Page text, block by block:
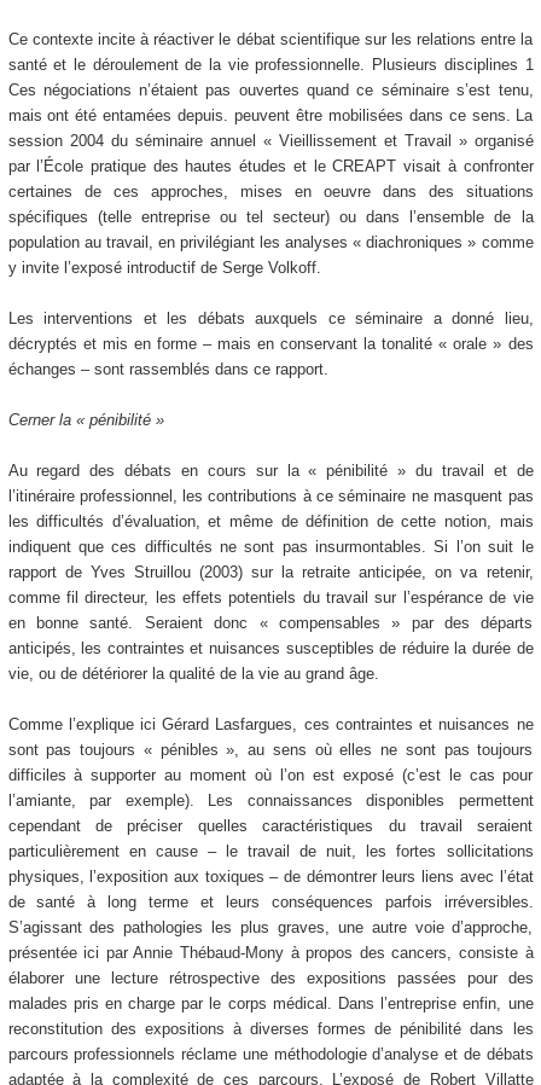
Ce contexte incite à réactiver le débat scientifique sur les relations entre la
santé et le déroulement de la vie professionnelle. Plusieurs disciplines 1
Ces négociations n’étaient pas ouvertes quand ce séminaire s’est tenu,
mais ont été entamées depuis. peuvent être mobilisées dans ce sens. La
session 2004 du séminaire annuel « Vieillissement et Travail » organisé
par l’École pratique des hautes études et le CREAPT visait à confronter
certaines de ces approches, mises en oeuvre dans des situations
spécifiques (telle entreprise ou tel secteur) ou dans l’ensemble de la
population au travail, en privilégiant les analyses « diachroniques » comme
y invite l’exposé introductif de Serge Volkoff.
Les interventions et les débats auxquels ce séminaire a donné lieu,
décryptés et mis en forme – mais en conservant la tonalité « orale » des
échanges – sont rassemblés dans ce rapport.
Cerner la « pénibilité »
Au regard des débats en cours sur la « pénibilité » du travail et de
l’itinéraire professionnel, les contributions à ce séminaire ne masquent pas
les difficultés d’évaluation, et même de définition de cette notion, mais
indiquent que ces difficultés ne sont pas insurmontables. Si l’on suit le
rapport de Yves Struillou (2003) sur la retraite anticipée, on va retenir,
comme fil directeur, les effets potentiels du travail sur l’espérance de vie
en bonne santé. Seraient donc « compensables » par des départs
anticipés, les contraintes et nuisances susceptibles de réduire la durée de
vie, ou de détériorer la qualité de la vie au grand âge.
Comme l’explique ici Gérard Lasfargues, ces contraintes et nuisances ne
sont pas toujours « pénibles », au sens où elles ne sont pas toujours
difficiles à supporter au moment où l’on est exposé (c’est le cas pour
l’amiante, par exemple). Les connaissances disponibles permettent
cependant de préciser quelles caractéristiques du travail seraient
particulièrement en cause – le travail de nuit, les fortes sollicitations
physiques, l’exposition aux toxiques – de démontrer leurs liens avec l’état
de santé à long terme et leurs conséquences parfois irréversibles.
S’agissant des pathologies les plus graves, une autre voie d’approche,
présentée ici par Annie Thébaud-Mony à propos des cancers, consiste à
élaborer une lecture rétrospective des expositions passées pour des
malades pris en charge par le corps médical. Dans l’entreprise enfin, une
reconstitution des expositions à diverses formes de pénibilité dans les
parcours professionnels réclame une méthodologie d’analyse et de débats
adaptée à la complexité de ces parcours. L’exposé de Robert Villatte